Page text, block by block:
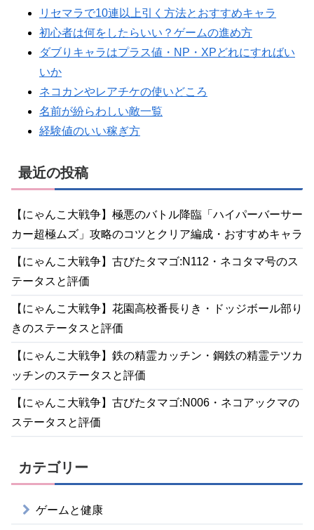
リセマラで10連以上引く方法とおすすめキャラ
初心者は何をしたらいい？ゲームの進め方
ダブりキャラはプラス値・NP・XPどれにすればい
いか
ネコカンやレアチケの使いどころ
名前が紛らわしい敵一覧
経験値のいい稼ぎ方
最近の投稿
【にゃんこ大戦争】極悪のバトル降臨「ハイパーバーサー
カー超極ムズ」攻略のコツとクリア編成・おすすめキャラ
【にゃんこ大戦争】古びたタマゴ:N112・ネコタマ号のス
テータスと評価
【にゃんこ大戦争】花園高校番長りき・ドッジボール部り
きのステータスと評価
【にゃんこ大戦争】鉄の精霊カッチン・鋼鉄の精霊テツカ
ッチンのステータスと評価
【にゃんこ大戦争】古びたタマゴ:N006・ネコアックマの
ステータスと評価
カテゴリー
ゲームと健康